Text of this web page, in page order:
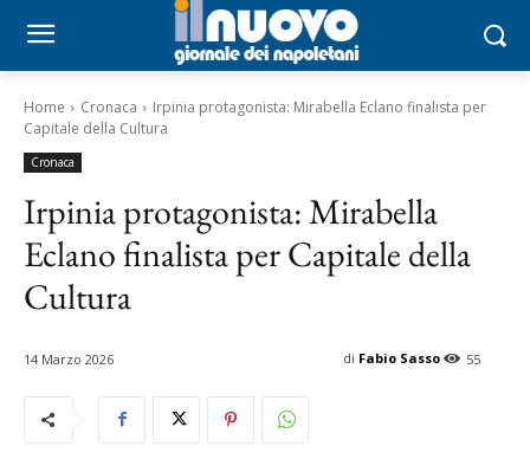
Home Cronaca
Irpinia protagonista: Mirabella Eclano finalista per
Capitale della Cultura
Cronaca
Irpinia protagonista: Mirabella
Eclano finalista per Capitale della
Cultura
14 Marzo 2026 55
di Fabio Sasso